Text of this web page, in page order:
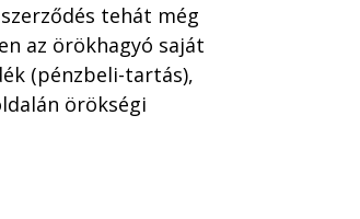
tehát még
az örökhagyó saját
(pénzbeli-tartás),
örökségi